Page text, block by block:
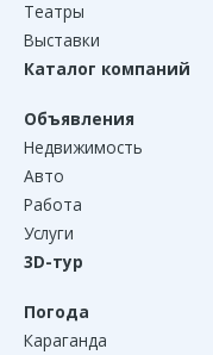
Театры
Выставки
Каталог компаний
Объявления
Недвижимость
Авто
Работа
Услуги
3D-тур
Погода
Караганда